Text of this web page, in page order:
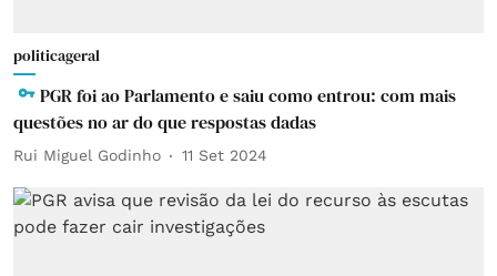
politicageral
PGR foi ao Parlamento e saiu como entrou: com mais
questões no ar do que respostas dadas
Rui Miguel Godinho 11 Set 2024